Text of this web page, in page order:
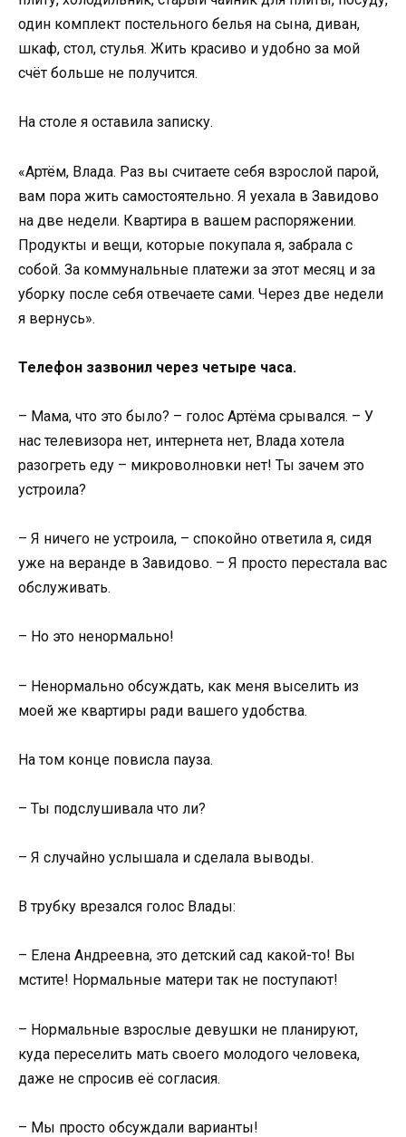
один комплект постельного белья на сына, диван,
шкаф, стол, стулья. Жить красиво и удобно за мой
счёт больше не получится.
На столе я оставила записку.
«Артём, Влада. Раз вы считаете себя взрослой парой,
вам пора жить самостоятельно. Я уехала в Завидово
на две недели. Квартира в вашем распоряжении.
Продукты и вещи, которые покупала я, забрала с
собой. За коммунальные платежи за этот месяц и за
уборку после себя отвечаете сами. Через две недели
я вернусь».
Телефон зазвонил через четыре часа.
– Мама, что это было? – голос Артёма срывался. – У
нас телевизора нет, интернета нет, Влада хотела
разогреть еду – микроволновки нет! Ты зачем это
устроила?
– Я ничего не устроила, – спокойно ответила я, сидя
уже на веранде в Завидово. – Я просто перестала вас
обслуживать.
– Но это ненормально!
– Ненормально обсуждать, как меня выселить из
моей же квартиры ради вашего удобства.
На том конце повисла пауза.
– Ты подслушивала что ли?
– Я случайно услышала и сделала выводы.
В трубку врезался голос Влады:
– Елена Андреевна, это детский сад какой-то! Вы
мстите! Нормальные матери так не поступают!
– Нормальные взрослые девушки не планируют,
куда переселить мать своего молодого человека,
даже не спросив её согласия.
– Мы просто обсуждали варианты!